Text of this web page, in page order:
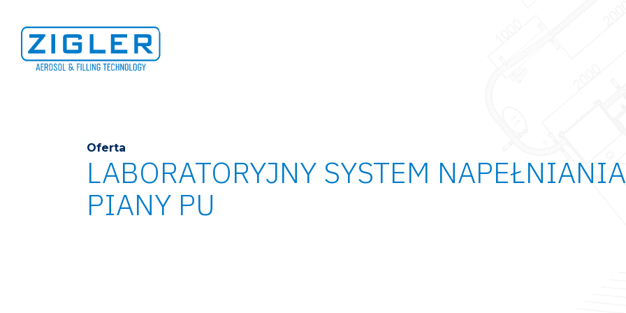
Oferta
LABORATORYJNY SYSTEM NAPEŁNIANIA
PIANY PU